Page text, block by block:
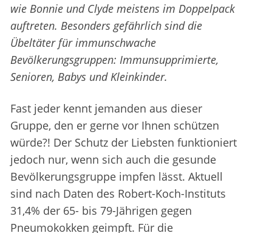
wie Bonnie und Clyde meistens im Doppelpack
auftreten. Besonders gefährlich sind die
Übeltäter für immunschwache
Bevölkerungsgruppen: Immunsupprimierte,
Senioren, Babys und Kleinkinder.
Fast jeder kennt jemanden aus dieser
Gruppe, den er gerne vor Ihnen schützen
würde?! Der Schutz der Liebsten funktioniert
jedoch nur, wenn sich auch die gesunde
Bevölkerungsgruppe impfen lässt. Aktuell
sind nach Daten des Robert-Koch-Instituts
31,4% der 65- bis 79-Jährigen gegen
Pneumokokken geimpft. Für die